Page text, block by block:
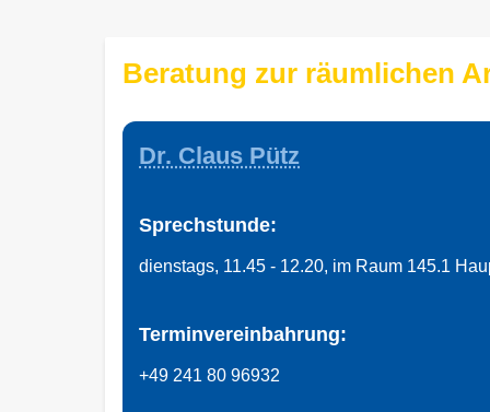
Beratung zur räumlichen
Dr. Claus Pütz
Sprechstunde:
dienstags, 11.45 - 12.20, im Raum 145.1
Terminvereinbahrung:
+49 241 80 96932